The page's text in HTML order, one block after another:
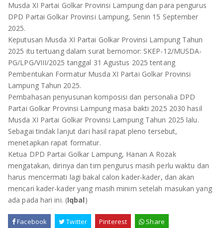
LAMPUNG SELATAN
PESAWARAN
TANGGAMUS
PESISIR BARAT
TULANG BAWANG
TULANG BAWANG BARAT
MESUJI
WAY KANAN
PRINGSEWU
Musda XI Partai Golkar Provinsi Lampung dan para pengurus
DPD Partai Golkar Provinsi Lampung, Senin 15 September
2025.
Keputusan Musda XI Partai Golkar Provinsi Lampung Tahun
2025 itu tertuang dalam surat bernomor: SKEP-12/MUSDA-
PG/LPG/VIII/2025 tanggal 31 Agustus 2025 tentang
Pembentukan Formatur Musda XI Partai Golkar Provinsi
Lampung Tahun 2025.
Pembahasan penyusunan komposisi dan personalia DPD
Partai Golkar Provinsi Lampung masa bakti 2025 2030 hasil
Musda XI Partai Golkar Provinsi Lampung Tahun 2025 lalu.
Sebagai tindak lanjut dari hasil rapat pleno tersebut,
menetapkan rapat formatur.
Ketua DPD Partai Golkar Lampung, Hanan A Rozak
mengatakan, dirinya dan tim pengurus masih perlu waktu dan
harus mencermati lagi bakal calon kader-kader, dan akan
mencari kader-kader yang masih minim setelah masukan yang
ada pada hari ini. (Iqbal)
Facebook Twitter Pinterest Share